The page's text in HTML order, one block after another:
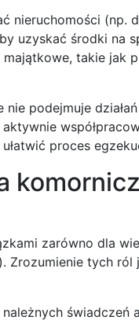
nieruchomości (np.
uzyskać środki na
takie jak
podejmuje
proces
zarówno dla
Zrozumienie tych
świadczeń